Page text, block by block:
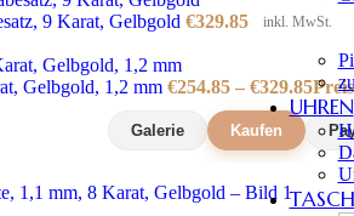
UHREN
9 Karat, Gelbgold €329.85 inkl. MwSt.
Gelbgold, 1,2 mm €254.85 – €329.85
Galerie Kaufen